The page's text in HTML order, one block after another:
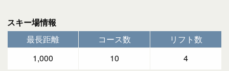
スキー場情報
最長距離
コース数
リフト数
1,000
10 4